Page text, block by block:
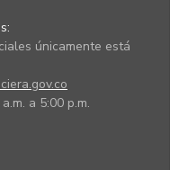
únicamente está
a 5:00 p.m.